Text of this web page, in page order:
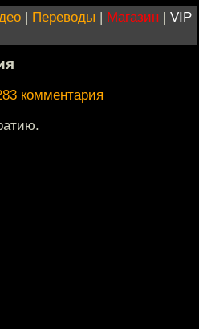
| Переводы | Магазин | VIP
комментария